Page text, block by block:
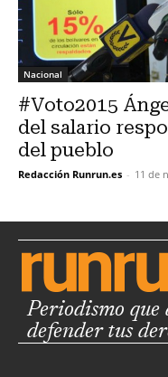
Nacional
#Voto2015
del salario
del pueblo
Redacción Runrun.es - 11 de
Periodismo que
defender tus